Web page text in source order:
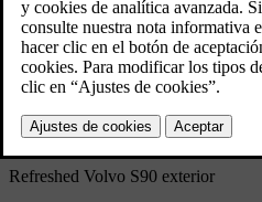
4/17/2025
Marcador
Compartir
Descargar
Refreshed Volvo S90 exterior